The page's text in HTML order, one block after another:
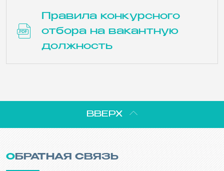
Правила конкурсного
отбора на вакантную
должность
ВВЕРХ
ОБРАТНАЯ СВЯЗЬ